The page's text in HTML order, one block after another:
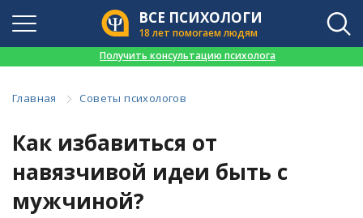
ВСЕ ПСИХОЛОГИ
18 лет помогаем людям
Получить консультацию психолога
Главная Советы психологов
Как избавиться от
навязчивой идеи быть с
мужчиной?